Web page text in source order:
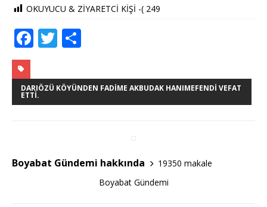
OKUYUCU & ZİYARETCİ KİŞİ -( 249
F
c
e
o
k
T
it
te
ar
e
DARIÖZÜ KÖYÜNDEN FADIME AKBUDAK HANIMEFENDI VEFAT
ETTI.
Boyabat Gündemi hakkında
19350 makale
Boyabat Gündemi